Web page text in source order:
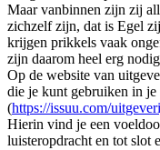
Maar vanbinnen zijn zij
zichzelf zijn, dat is Egel
krijgen prikkels vaak
zijn daarom heel erg
Op de website van
die je kunt gebruiken in
(https://issuu.com/
Hierin vind je een
luisteropdracht en tot slot